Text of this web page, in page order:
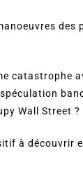
catastrophe
Wall Street ?
à découvrir